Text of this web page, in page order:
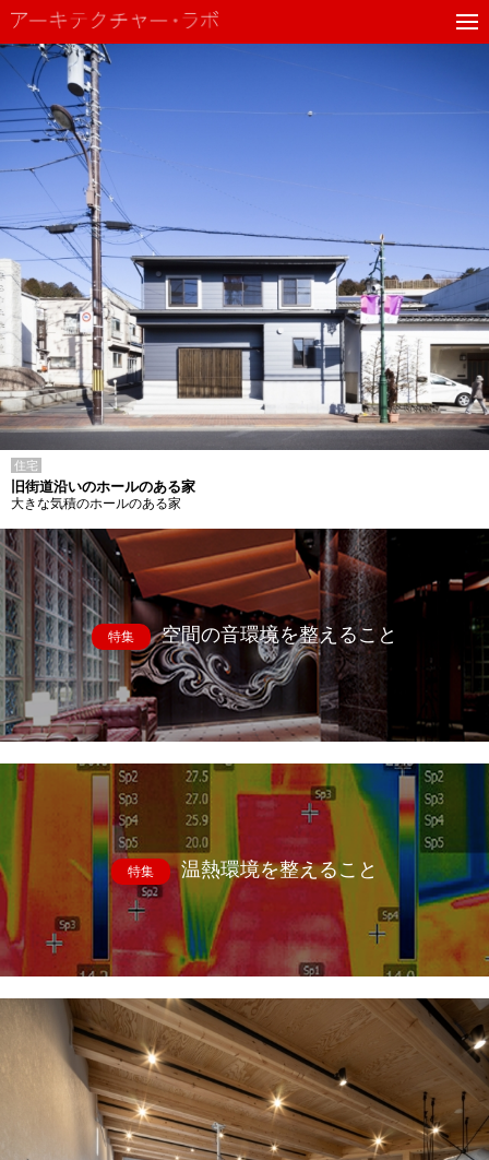
住宅
旧街道沿いのホールのある家
大きな気積のホールのある家
特集 空間の音環境を整えること
特集 温熱環境を整えること